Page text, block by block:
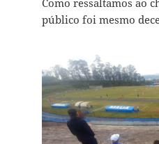
Como ressaltamos ao
público foi mesmo